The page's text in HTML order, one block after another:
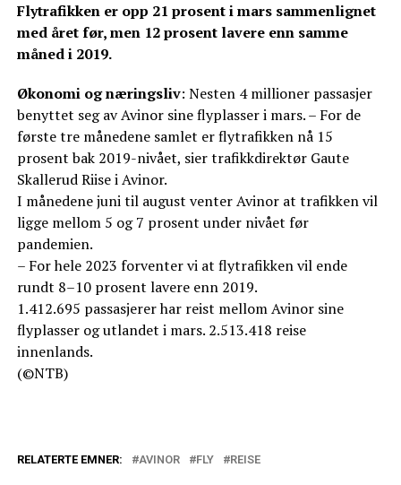
Flytrafikken er opp 21 prosent i mars sammenlignet
med året før, men 12 prosent lavere enn samme
måned i 2019.
Økonomi og næringsliv: Nesten 4 millioner passasjer
benyttet seg av Avinor sine flyplasser i mars. – For de
første tre månedene samlet er flytrafikken nå 15
prosent bak 2019-nivået, sier trafikkdirektør Gaute
Skallerud Riise i Avinor.
I månedene juni til august venter Avinor at trafikken vil
ligge mellom 5 og 7 prosent under nivået før
pandemien.
– For hele 2023 forventer vi at flytrafikken vil ende
rundt 8–10 prosent lavere enn 2019.
1.412.695 passasjerer har reist mellom Avinor sine
flyplasser og utlandet i mars. 2.513.418 reise
innenlands.
(©NTB)
RELATERTE EMNER: AVINOR FLY REISE